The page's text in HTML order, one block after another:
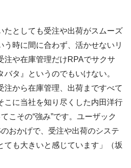
たとしても受注や出荷がスムーズ
う時に間に合わず、活かせないリ
注や在庫管理だけRPAでサクサ
タ』というのでもいけない。
注から在庫管理、出荷まですべて
こに当社を知り尽くした内田洋行
こその“強み”です。ユーザック
おかげで、受注や出荷のシステ
ても大きいと感じています」（坂